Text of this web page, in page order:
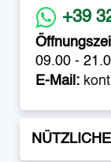
+39
09.00 -
E-Mail: